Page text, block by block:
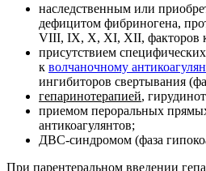
наследственным или
дефицитом фибриногена,
VIII, IX, X, XI, XII, факторов
присутствием
к волчаночному
ингибиторов свертывания
гепаринотерапией,
приемом пероральных
антикоагулянтов;
ДВС-синдромом (фаза
При парентеральном введении